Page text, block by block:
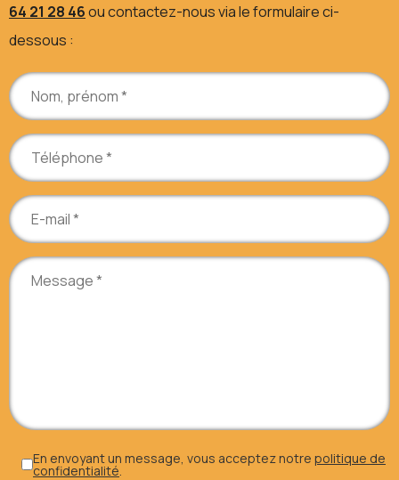
64 21 28 46ou contactez-nous via le formulaire ci-
dessous :
En envoyant un message, vous acceptez notre politique de
confidentialité.